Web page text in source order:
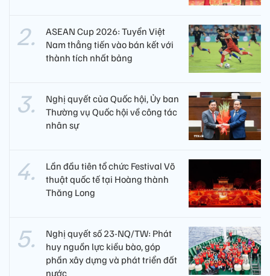
ASEAN Cup 2026: Tuyển Việt
Nam thẳng tiến vào bán kết với
thành tích nhất bảng
Nghị quyết của Quốc hội, Ủy ban
Thường vụ Quốc hội về công tác
nhân sự
Lần đầu tiên tổ chức Festival Võ
thuật quốc tế tại Hoàng thành
Thăng Long
Nghị quyết số 23-NQ/TW: Phát
huy nguồn lực kiều bào, góp
phần xây dựng và phát triển đất
nước